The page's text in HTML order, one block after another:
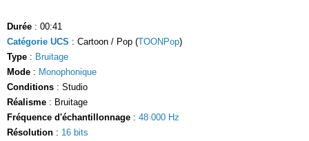
Durée : 00:41
Catégorie UCS : Cartoon / Pop (TOONPop)
Type : Bruitage
Mode : Monophonique
Conditions : Studio
Réalisme : Bruitage
Fréquence d'échantillonnage : 48 000 Hz
Résolution : 16 bits